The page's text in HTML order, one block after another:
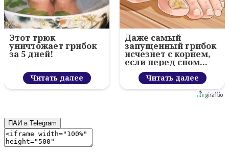
Этот трюк
уничтожает грибок
за 5 дней!
Читать далее
Даже самый
запущенный грибок
исчезнет с корнем,
если перед сном…
Читать далее
ПАИ в Telegram